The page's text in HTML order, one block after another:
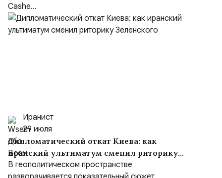
Cashe...
Иранист
29 июля
Дипломатический откат Киева: как
иранский ультиматум сменил риторику
Зеленского
В геополитическом пространстве